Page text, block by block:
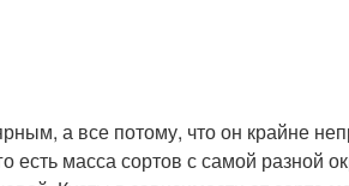
а все потому, что он крайне
масса сортов с самой разной